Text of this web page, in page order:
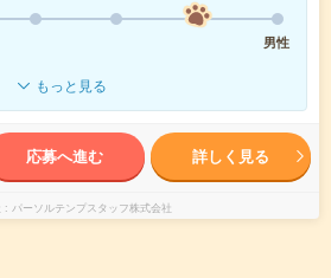
男性
もっと見る
応募へ進む 詳しく見る
パーソルテンプスタッフ株式会社